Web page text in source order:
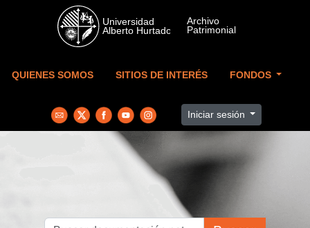
Skip to main content
QUIENES SOMOS SITIOS DE INTERÉS FONDOS
Iniciar sesión